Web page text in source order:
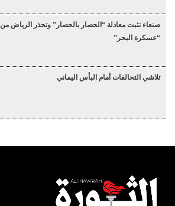
صنعاء تثبت معادلة “الحصار بالحصار” وتحذر الرياض من
“عسكرة البحر”
تلاشي التحالفات أمام البأس اليماني